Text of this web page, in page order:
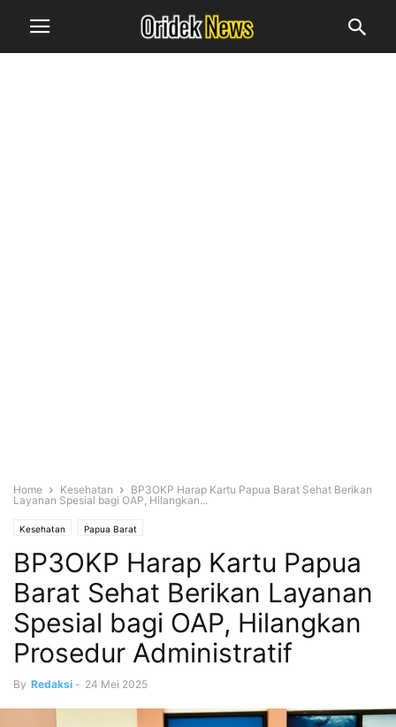
Home Kesehatan
BP3OKP Harap Kartu Papua Barat Sehat Berikan
Layanan Spesial bagi OAP, Hilangkan...
Kesehatan Papua Barat
BP3OKP Harap Kartu Papua
Barat Sehat Berikan Layanan
Spesial bagi OAP, Hilangkan
Prosedur Administratif
By Redaksi - 24 Mei 2025